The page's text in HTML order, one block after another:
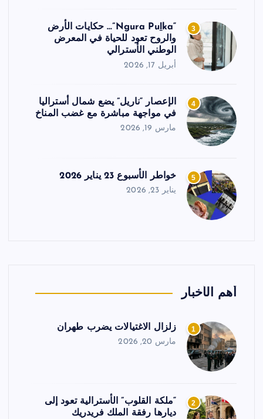
3
“Ngura Puḻka”… حكايات الأرض
والروح تعود للحياة في المعرض
الوطني الأسترالي
أبريل 17, 2026
4
الإعصار “ناريل” يضع شمال أستراليا
في مواجهة مباشرة مع غضب المناخ
مارس 19, 2026
5 خواطر الأسبوع 23 يناير 2026
يناير 23, 2026
أهم الأخبار
1 زلزال الاغتيالات يضرب طهران
مارس 20, 2026
2
“ملكة القلوب” الأسترالية تعود إلى
ديارها رفقة الملك فريدريك